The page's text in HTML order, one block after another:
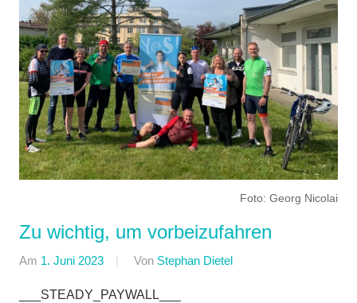
Foto: Georg Nicolai
Zu wichtig, um vorbeizufahren
Am 1. Juni 2023 Von Stephan Dietel
___STEADY_PAYWALL___